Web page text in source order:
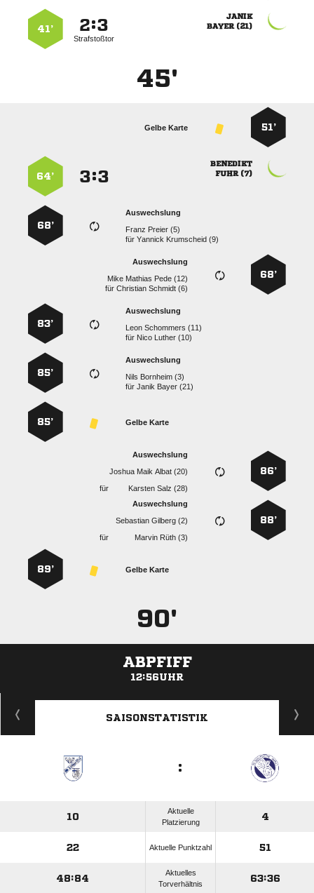

 
:
Strafstoßtor
41’
45'
51’
Gelbe Karte

 
:
64’
Auswechslung
  
für  
68’
68’
Auswechslung
   
für  
Auswechslung
  
für   
83’
Auswechslung
  
für  
85’
Gelbe Karte
85’
86’
Auswechslung
   
für
  
88’
Auswechslung
  
für
  
Gelbe Karte
89’
90'
ABPFIFF
12:56UHR
ANZEIGE
SAISONSTATISTIK
:
10
Aktuelle
Platzierung
4
22 Aktuelle Punktzahl 51
48:84
Aktuelles
Torverhältnis
63:36